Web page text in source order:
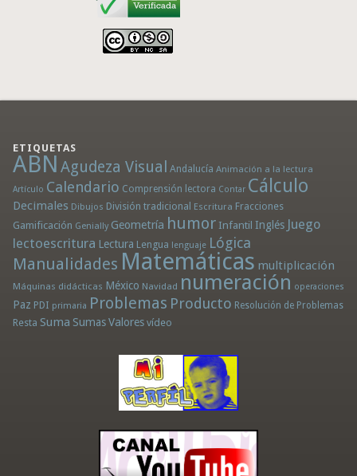
ETIQUETAS
ABN Agudeza Visual Andalucía Animación a la lectura
Artículo Calendario Comprensión lectora Contar Cálculo
Decimales Dibujos División tradicional Escritura Fracciones
Gamificación Genially Geometría humor Infantil Inglés Juego
lectoescritura Lectura Lengua lenguaje Lógica
Manualidades Matemáticas multiplicación
Máquinas didácticas México Navidad numeración operaciones
Paz PDI primaria Problemas Producto Resolución de Problemas
Resta Suma Sumas Valores vídeo